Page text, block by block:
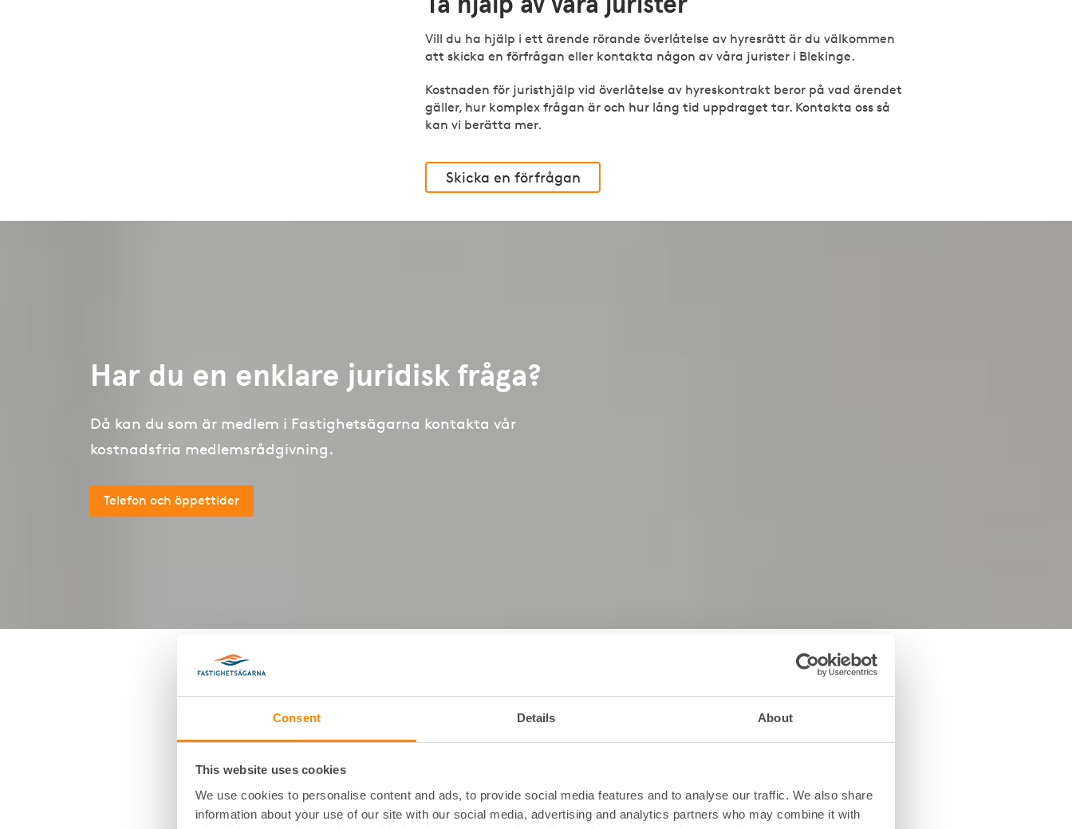
Consent Details About
This website uses cookies
We use cookies to personalise content and ads, to provide social media features and to analyse our traffic. We also share
information about your use of our site with our social media, advertising and analytics partners who may combine it with
Ta hjälp av våra jurister
Vill du ha hjälp i ett ärende rörande överlåtelse av hyresrätt är du välkommen
att skicka en förfrågan eller kontakta någon av våra jurister i Blekinge.
Kostnaden för juristhjälp vid överlåtelse av hyreskontrakt beror på vad ärendet
gäller, hur komplex frågan är och hur lång tid uppdraget tar. Kontakta oss så
kan vi berätta mer.
Skicka en förfrågan
Har du en enklare juridisk fråga?
Då kan du som är medlem i Fastighetsägarna kontakta vår
kostnadsfria medlemsrådgivning.
Telefon och öppettider
Vad gäller vid
överlåtelse av
bostadshyresrätt?
Överlåtelsen av en hyresrätt är bara giltig om
Vad gäller vid
överlåtelse av
En hyresgäst som hyr en lokal och bedriver